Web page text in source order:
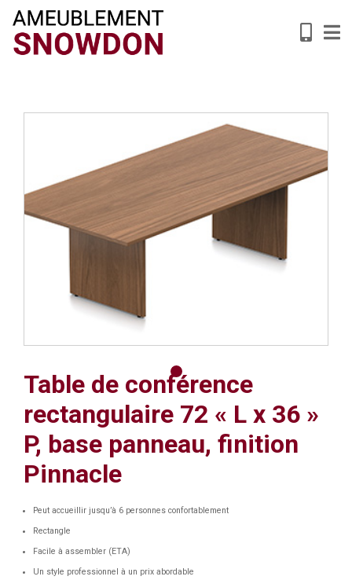
Table de conférence
rectangulaire 72 « L x 36 »
P, base panneau, finition
Pinnacle
Peut accueillir jusqu’à 6 personnes confortablement
Rectangle
Facile à assembler (ETA)
Un style professionnel à un prix abordable